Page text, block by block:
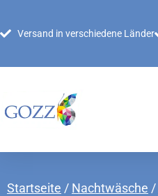
Versand in verschiedene Länder
Startseite / Nachtwäsche /